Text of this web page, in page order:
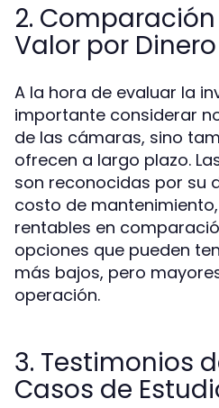
2.
Valor por Dinero
A la hora de evaluar la
importante considerar
de las cámaras, sino
ofrecen a largo plazo.
son reconocidas por su
costo de
rentables en
opciones que pueden
más bajos, pero
operación.
3. Testimonios
Casos de